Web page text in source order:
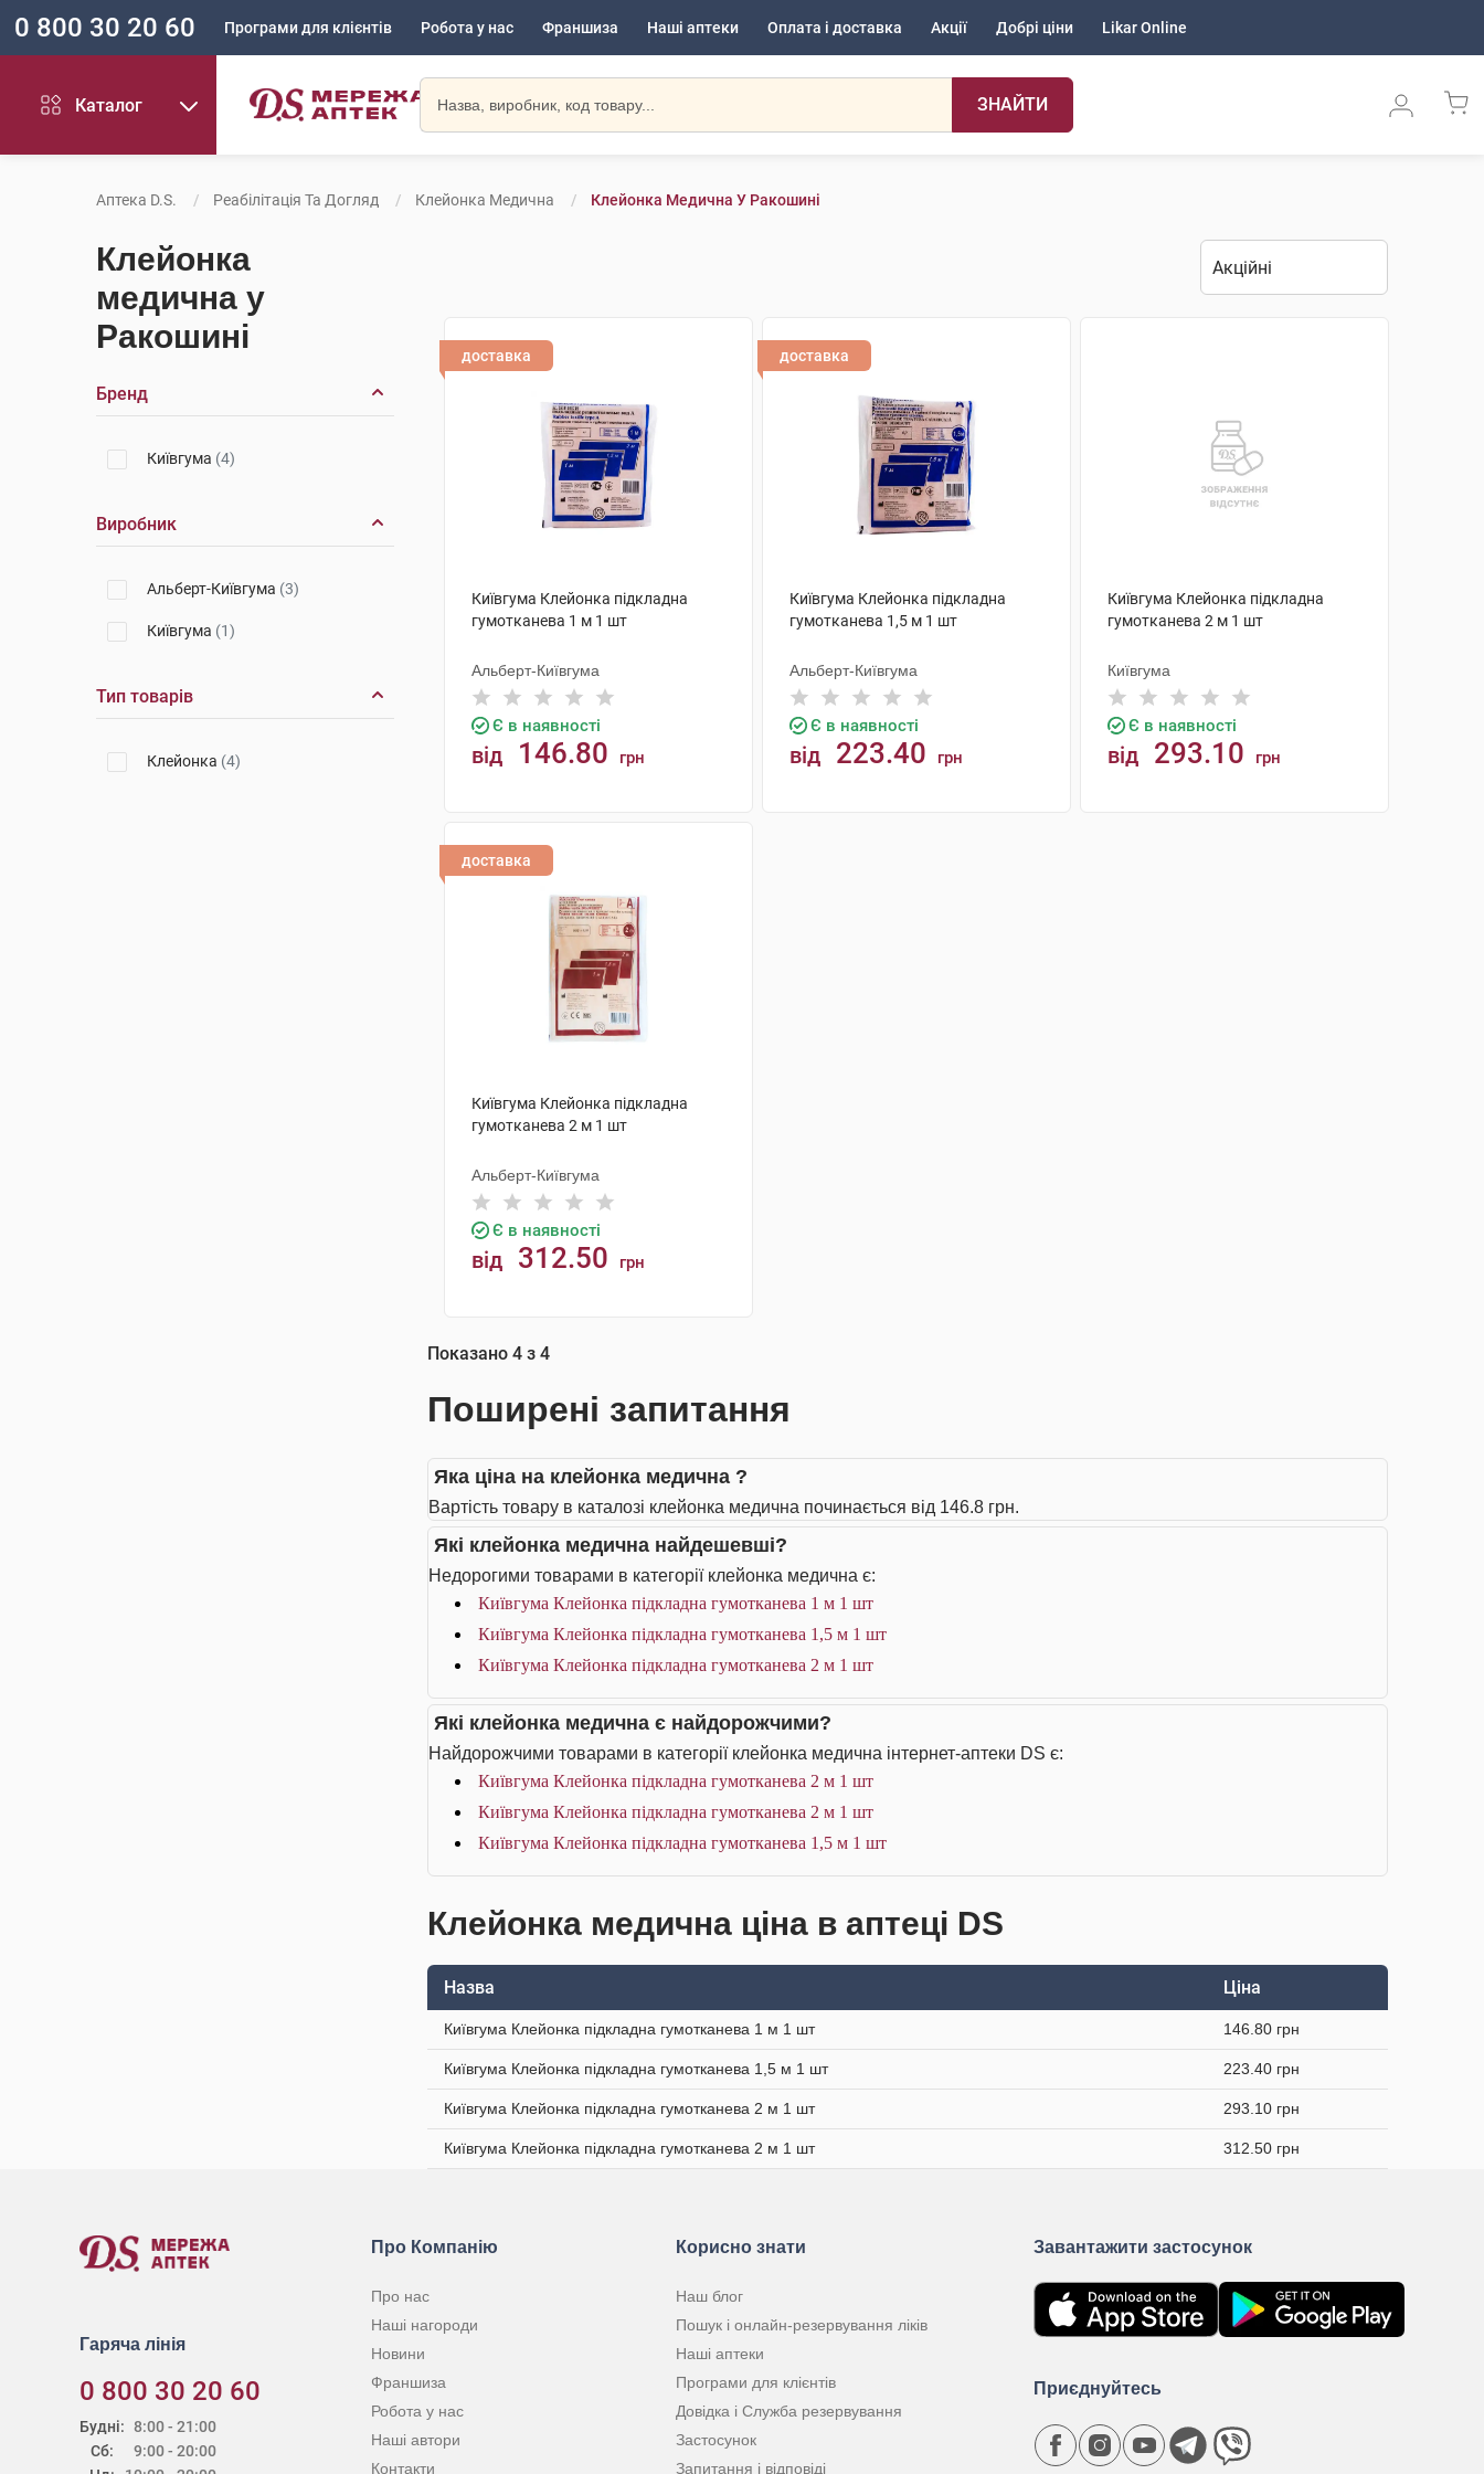
0 800 30 20 60 Програми для клієнтів Робота у нас Франшиза Наші аптеки Оплата і доставка Акції Добрі ціни Likar Online
Каталог ЗНАЙТИ
Аптека D.S. Реабілітація Та Догляд Клейонка Медична Клейонка Медична У Ракошині
Клейонка
медична у
Ракошині
Бренд
Київгума (4)
Виробник
Альберт-Київгума (3)
Київгума (1)
Тип товарів
Клейонка (4)
доставка
Київгума Клейонка підкладна
гумотканева 1 м 1 шт
Альберт-Київгума
Є в наявності
від 146.80 грн
доставка
Київгума Клейонка підкладна
гумотканева 1,5 м 1 шт
Альберт-Київгума
Є в наявності
від 223.40 грн
Київгума Клейонка підкладна
гумотканева 2 м 1 шт
Київгума
Є в наявності
від 293.10 грн
доставка
Київгума Клейонка підкладна
гумотканева 2 м 1 шт
Альберт-Київгума
Є в наявності
від 312.50 грн
Показано 4 з 4
Поширені запитання
Яка ціна на клейонка медична ?
Вартість товару в каталозі клейонка медична починається від 146.8 грн.
Які клейонка медична найдешевші?
Недорогими товарами в категорії клейонка медична є:
Київгума Клейонка підкладна гумотканева 1 м 1 шт
Київгума Клейонка підкладна гумотканева 1,5 м 1 шт
Київгума Клейонка підкладна гумотканева 2 м 1 шт
Які клейонка медична є найдорожчими?
Найдорожчими товарами в категорії клейонка медична інтернет-аптеки DS є:
Київгума Клейонка підкладна гумотканева 2 м 1 шт
Київгума Клейонка підкладна гумотканева 2 м 1 шт
Київгума Клейонка підкладна гумотканева 1,5 м 1 шт
Клейонка медична ціна в аптеці DS
Назва Ціна
Київгума Клейонка підкладна гумотканева 1 м 1 шт 146.80 грн
Київгума Клейонка підкладна гумотканева 1,5 м 1 шт 223.40 грн
Київгума Клейонка підкладна гумотканева 2 м 1 шт 293.10 грн
Київгума Клейонка підкладна гумотканева 2 м 1 шт 312.50 грн
Гаряча лінія
0 800 30 20 60
Будні:
Сб:
8:00 - 21:00
9:00 - 20:00
Про Компанію
Про нас
Наші нагороди
Новини
Франшиза
Робота у нас
Наші автори
Контакти
Корисно знати
Наш блог
Пошук і онлайн-резервування ліків
Наші аптеки
Програми для клієнтів
Довідка і Служба резервування
Застосунок
Запитання і відповіді
Завантажити застосунок
Приєднуйтесь